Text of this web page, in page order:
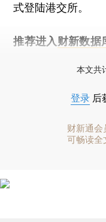
式登陆港交所。
推荐进入 财新数据
本文共
登录 后
财新通会
可畅读全